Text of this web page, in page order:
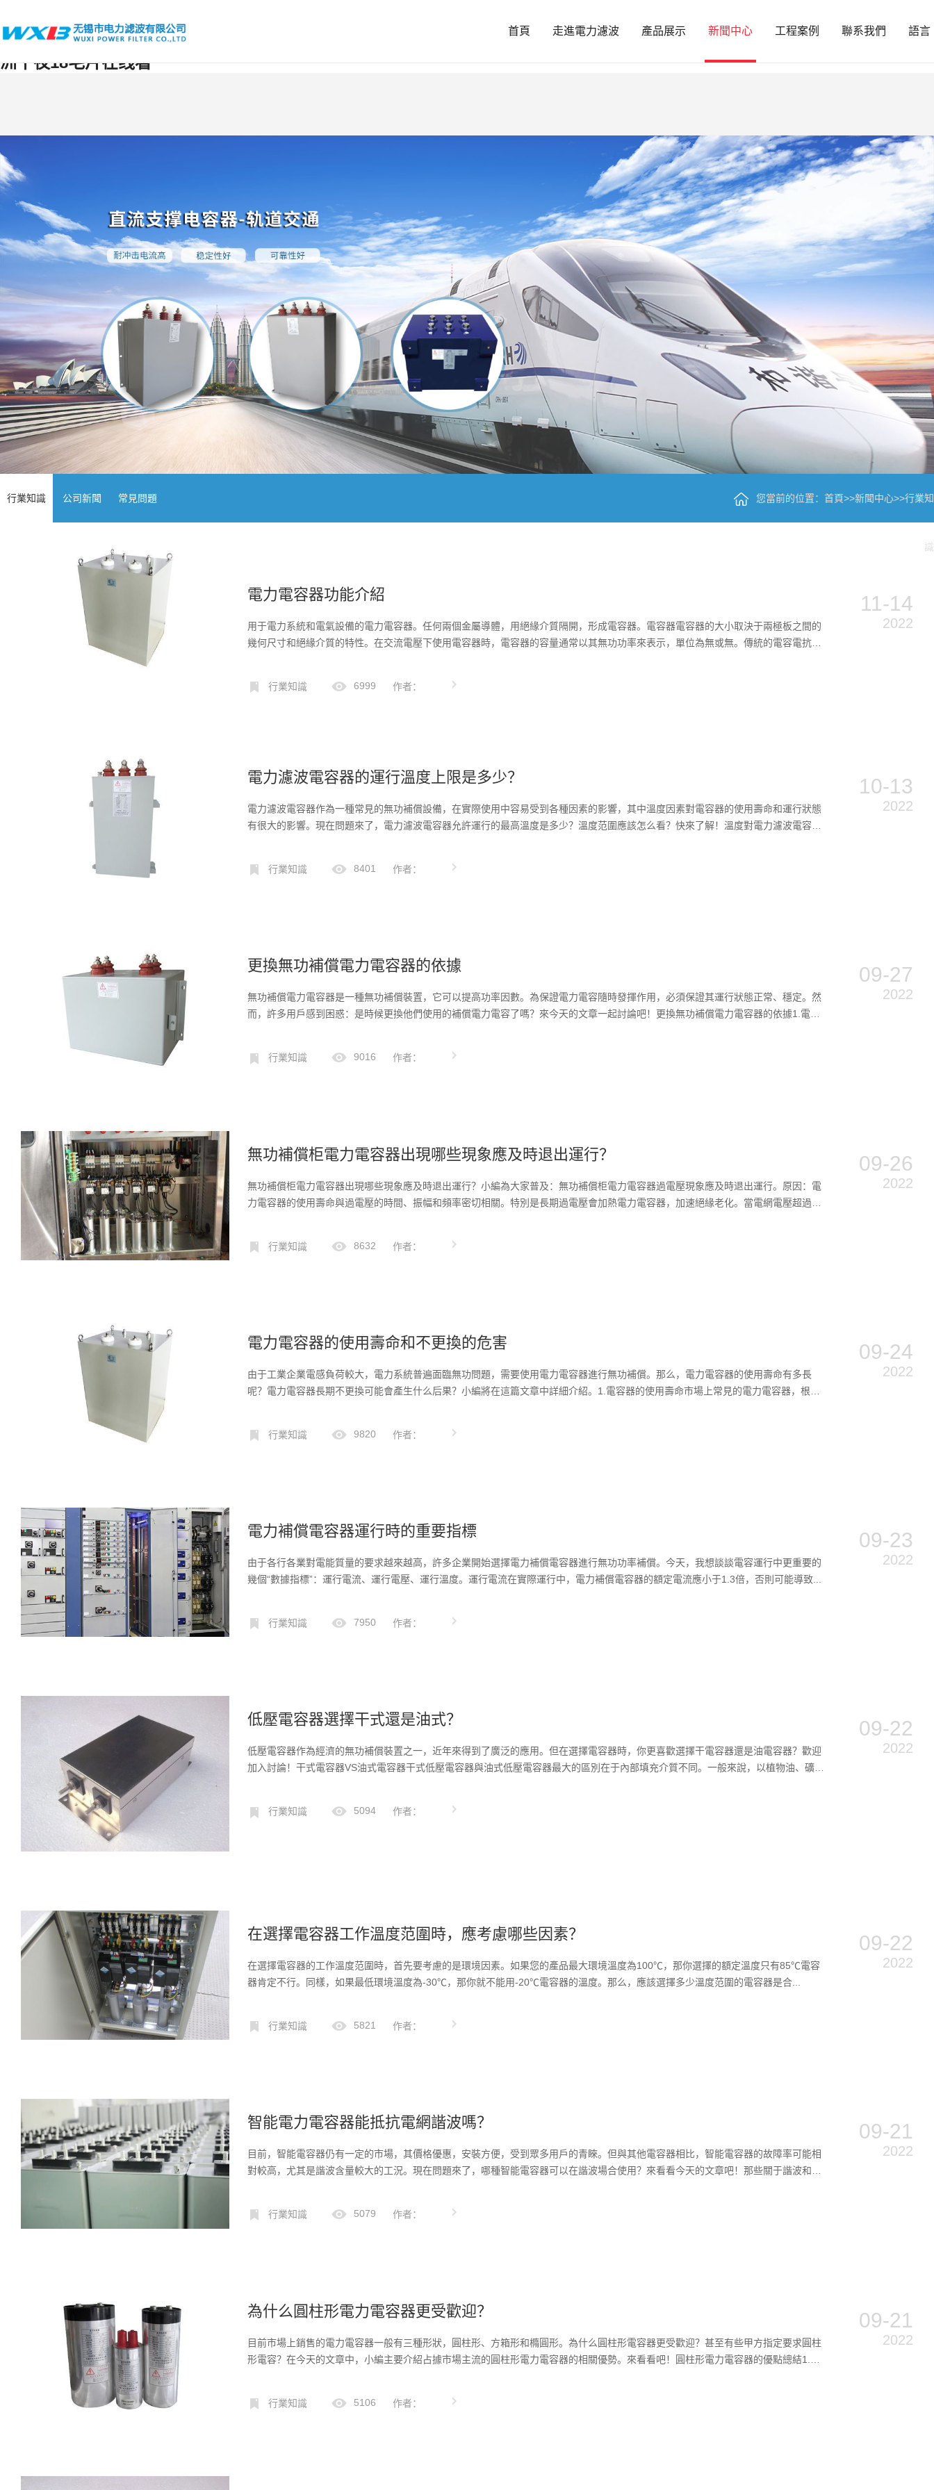
综合视频在线-高清中文字幕-午夜看片网站-东北高大丰满bbbbzbbb-午夜激情一区-帮我拍拍漫画全集免费观看-欧美你懂得-亚
洲午夜18毛片在线看
首頁 走進電力濾波 產品展示 新聞中心 工程案例 聯系我們 語言
您當前的位置： 首頁>>新聞中心>>行業知
識
行業知識 公司新聞 常見問題
電力電容器功能介紹
用于電力系統和電氣設備的電力電容器。任何兩個金屬導體，用絕緣介質隔開，形成電容器。電容器電容器的大小取決于兩極板之間的
幾何尺寸和絕緣介質的特性。在交流電壓下使用電容器時，電容器的容量通常以其無功功率來表示，單位為無或無。傳統的電容電抗無
行業知識 6999 作者：
11-14
2022
電力濾波電容器的運行溫度上限是多少？
電力濾波電容器作為一種常見的無功補償設備，在實際使用中容易受到各種因素的影響，其中溫度因素對電容器的使用壽命和運行狀態
有很大的影響。現在問題來了，電力濾波電容器允許運行的最高溫度是多少？溫度范圍應該怎么看？快來了解！溫度對電力濾波電容器
行業知識 8401 作者：
10-13
2022
更換無功補償電力電容器的依據
無功補償電力電容器是一種無功補償裝置，它可以提高功率因數。為保證電力電容隨時發揮作用，必須保證其運行狀態正常、穩定。然
而，許多用戶感到困惑：是時候更換他們使用的補償電力電容了嗎？來今天的文章一起討論吧！更換無功補償電力電容器的依據1.電容
行業知識 9016 作者：
09-27
2022
無功補償柜電力電容器出現哪些現象應及時退出運行？
無功補償柜電力電容器出現哪些現象應及時退出運行？小編為大家普及：無功補償柜電力電容器過電壓現象應及時退出運行。原因：電
力電容器的使用壽命與過電壓的時間、振幅和頻率密切相關。特別是長期過電壓會加熱電力電容器，加速絕緣老化。當電網電壓超過電
行業知識 8632 作者：
09-26
2022
電力電容器的使用壽命和不更換的危害
由于工業企業電感負荷較大，電力系統普遍面臨無功問題，需要使用電力電容器進行無功補償。那么，電力電容器的使用壽命有多長
呢？電力電容器長期不更換可能會產生什么后果？小編將在這篇文章中詳細介紹。1.電容器的使用壽命市場上常見的電力電容器，根據
行業知識 9820 作者：
09-24
2022
電力補償電容器運行時的重要指標
由于各行各業對電能質量的要求越來越高，許多企業開始選擇電力補償電容器進行無功功率補償。今天，我想談談電容運行中更重要的
幾個“數據指標”：運行電流、運行電壓、運行溫度。運行電流在實際運行中，電力補償電容器的額定電流應小于1.3倍，否則可能導致...
行業知識 7950 作者：
09-23
2022
低壓電容器選擇干式還是油式？
低壓電容器作為經濟的無功補償裝置之一，近年來得到了廣泛的應用。但在選擇電容器時，你更喜歡選擇干電容器還是油電容器？歡迎
加入討論！干式電容器VS油式電容器干式低壓電容器與油式低壓電容器最大的區別在于內部填充介質不同。一般來說，以植物油、礦物
行業知識 5094 作者：
09-22
2022
在選擇電容器工作溫度范圍時，應考慮哪些因素？
在選擇電容器的工作溫度范圍時，首先要考慮的是環境因素。如果您的產品最大環境溫度為100℃，那你選擇的額定溫度只有85℃電容
器肯定不行。同樣，如果最低環境溫度為-30℃，那你就不能用-20℃電容器的溫度。那么，應該選擇多少溫度范圍的電容器是合...
行業知識 5821 作者：
09-22
2022
智能電力電容器能抵抗電網諧波嗎？
目前，智能電容器仍有一定的市場，其價格優惠，安裝方便，受到眾多用戶的青睞。但與其他電容器相比，智能電容器的故障率可能相
對較高，尤其是諧波含量較大的工況。現在問題來了，哪種智能電容器可以在諧波場合使用？來看看今天的文章吧！那些關于諧波和電
行業知識 5079 作者：
09-21
2022
為什么圓柱形電力電容器更受歡迎？
目前市場上銷售的電力電容器一般有三種形狀，圓柱形、方箱形和橢圓形。為什么圓柱形電容器更受歡迎？甚至有些甲方指定要求圓柱
形電容？在今天的文章中，小編主要介紹占據市場主流的圓柱形電力電容器的相關優勢。來看看吧！圓柱形電力電容器的優點總結1.體
行業知識 5106 作者：
09-21
2022